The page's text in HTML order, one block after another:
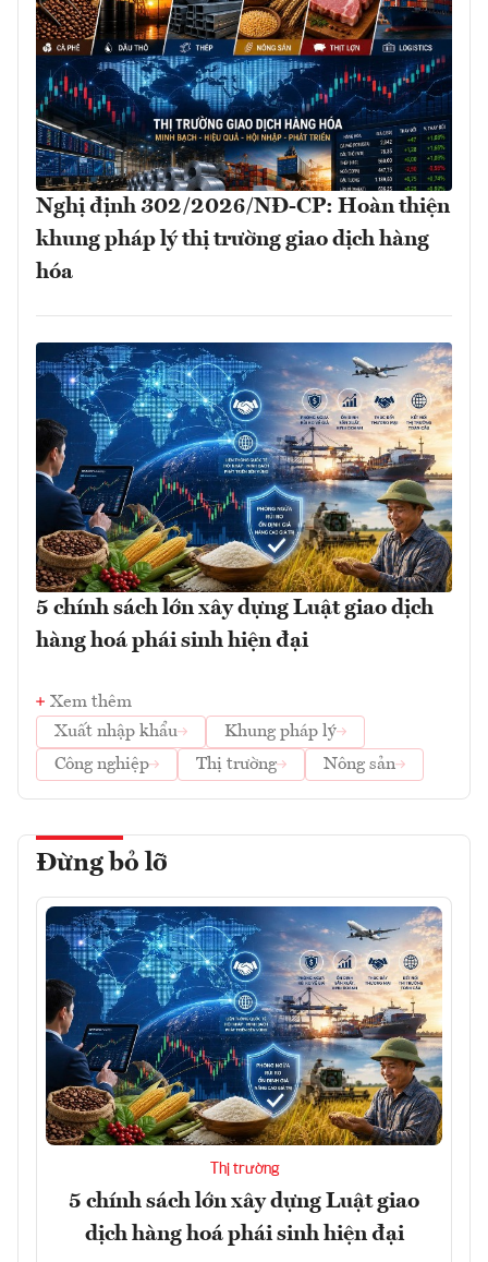
Nghị định 302/2026/NĐ-CP: Hoàn thiện
khung pháp lý thị trường giao dịch hàng
hóa
5 chính sách lớn xây dựng Luật giao dịch
hàng hoá phái sinh hiện đại
Xem thêm
Xuất nhập khẩu
Khung pháp lý
Công nghiệp
Thị trường Nông sản
Đừng bỏ lỡ
Thị trường
5 chính sách lớn xây dựng Luật giao
dịch hàng hoá phái sinh hiện đại